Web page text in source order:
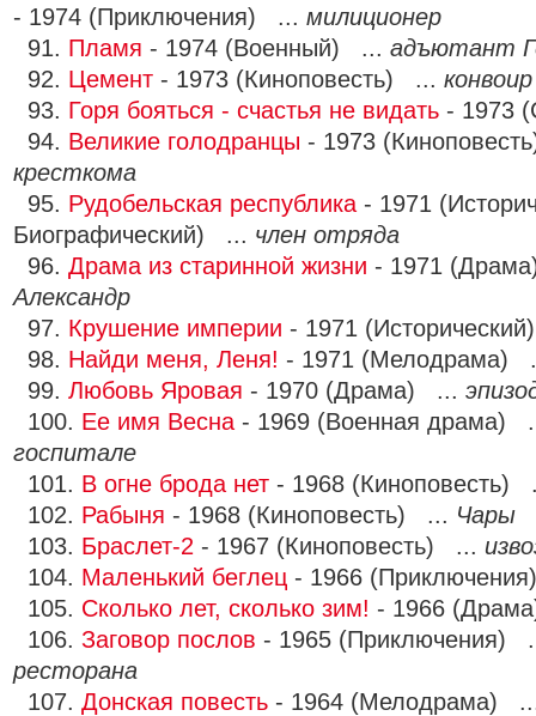
- 1974 (Приключения) ... милиционер
91. Пламя - 1974 (Военный) ... адъютант
92. Цемент - 1973 (Киноповесть) ... конвоир
93. Горя бояться - счастья не видать - 1973
94. Великие голодранцы - 1973
кресткома
95. Рудобельская республика - 1971
Биографический) ... член отряда
96. Драма из старинной жизни - 1971
Александр
97. Крушение империи - 1971
98. Найди меня, Леня! - 1971 (Мелодрама)
99. Любовь Яровая - 1970 (Драма) ...
100. Ее имя Весна - 1969 (Военная драма)
госпитале
101. В огне брода нет - 1968
102. Рабыня - 1968 (Киноповесть) ... Чары
103. Браслет-2 - 1967 (Киноповесть) ...
104. Маленький беглец - 1966
105. Сколько лет, сколько зим! - 1966
106. Заговор послов - 1965 (Приключения)
ресторана
107. Донская повесть - 1964 (Мелодрама)